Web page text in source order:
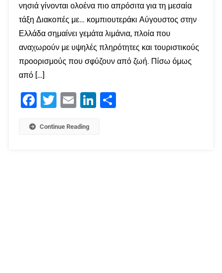
νησιά γίνονται ολοένα πιο απρόσιτα για τη μεσαία
τάξη Διακοπές με… κομπιουτεράκι Αύγουστος στην
Ελλάδα σημαίνει γεμάτα λιμάνια, πλοία που
αναχωρούν με υψηλές πληρότητες και τουριστικούς
προορισμούς που σφύζουν από ζωή. Πίσω όμως
από […]
Facebook
Twitter Email LinkedIn
Continue Reading